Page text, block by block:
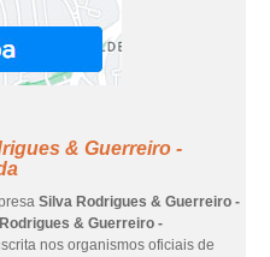
& Guerreiro -
Silva Rodrigues & Guerreiro -
& Guerreiro -
nos organismos oficiais de